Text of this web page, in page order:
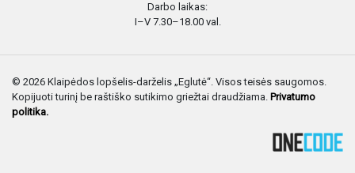
Darbo laikas:
I–V 7.30–18.00 val.
© 2026 Klaipėdos lopšelis-darželis „Eglutė“. Visos teisės saugomos.
Kopijuoti turinį be raštiško sutikimo griežtai draudžiama. Privatumo
politika.